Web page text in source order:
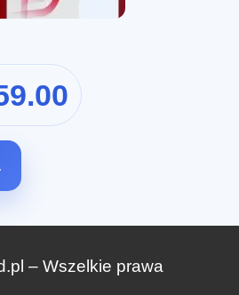
cena
– Wszelkie prawa